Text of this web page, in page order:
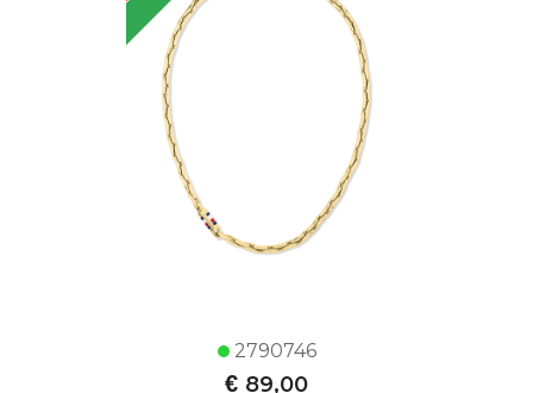
2790746
€ 89,00